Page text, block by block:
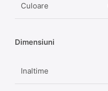
Culoare
Dimensiuni
Inaltime